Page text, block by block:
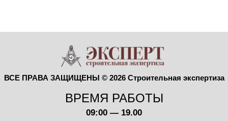
ВСЕ ПРАВА ЗАЩИЩЕНЫ © 2026 Строительная экспертиза
ВРЕМЯ РАБОТЫ
09:00 — 19.00